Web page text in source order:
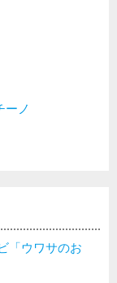
ーノ
「ウワサのお